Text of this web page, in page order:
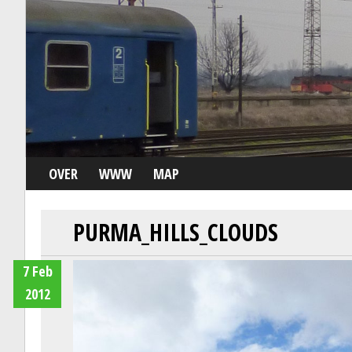
OVER WWW MAP
PURMA_HILLS_CLOUDS
7 Feb
2012